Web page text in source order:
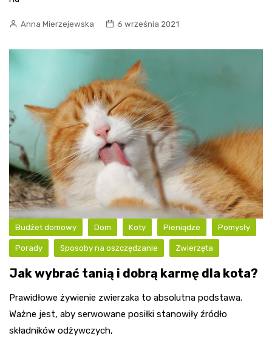
Anna Mierzejewska 6 września 2021
Budżet domowy Dom Koty Pieniądze Pomysły
Porady Sposoby na oszczędzanie Zwierzęta
Jak wybrać tanią i dobrą karmę dla kota?
Prawidłowe żywienie zwierzaka to absolutna podstawa.
Ważne jest, aby serwowane posiłki stanowiły źródło
składników odżywczych,